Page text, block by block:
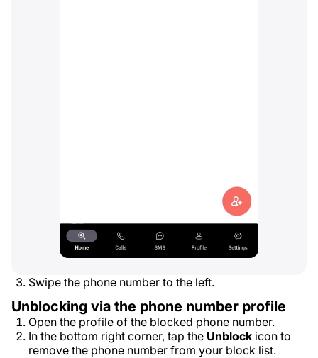
Swipe the phone number to the left.
Unblocking via the phone number profile
Open the profile of the blocked phone number.
In the bottom right corner, tap the Unblock icon to
remove the phone number from your block list.